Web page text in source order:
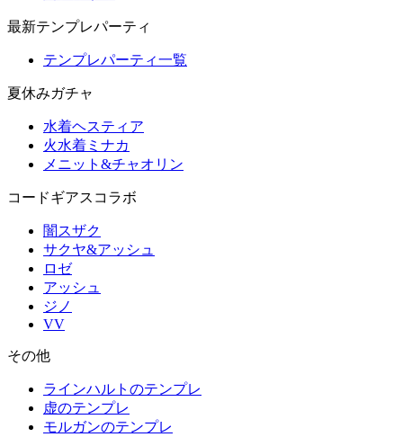
最新テンプレパーティ
テンプレパーティ一覧
夏休みガチャ
水着ヘスティア
火水着ミナカ
メニット&チャオリン
コードギアスコラボ
闇スザク
サクヤ&アッシュ
ロゼ
アッシュ
ジノ
VV
その他
ラインハルトのテンプレ
虚のテンプレ
モルガンのテンプレ